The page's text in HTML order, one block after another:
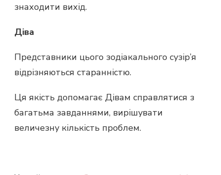
знаходити вихід.
Діва
Представники цього зодіакального сузір’я
відрізняються старанністю.
Ця якість допомагає Дівам справлятися з
багатьма завданнями, вирішувати
величезну кількість проблем.